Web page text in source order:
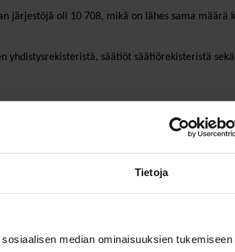
Tietoja
median ominaisuuksien tukemiseen
järjestöjä oli 10 708, mikä on lähes sama määrä
säätiöt säätiörekisteristä sekä
lopetettiin kuusi vanhaa ja perustettiin kuusi